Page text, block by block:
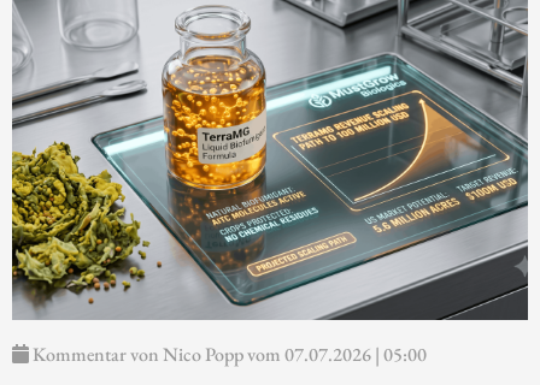
Kommentar von Nico Popp vom 07.07.2026 | 05:00